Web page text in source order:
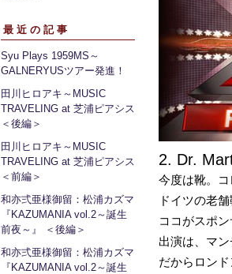
最近の記事
Syu Plays 1959MS～
GALNERYUSツアー発進！
田川ヒロアキ～MUSIC
TRAVELING at 芝浦ピアシス
＜後編＞
田川ヒロアキ～MUSIC
TRAVELING at 芝浦ピアシス
＜前編＞
和亦弍亜様御留：松浦カズマ
『KAZUMANIA vol.2～誕生
前夜～』 ＜後編＞
和亦弍亜様御留：松浦カズマ
『KAZUMANIA vol.2～誕生
2. Dr.
今度は靴。
ドイツの老
ココがスポ
出演は、マ
だからロン